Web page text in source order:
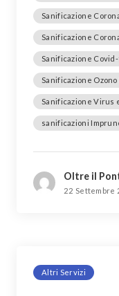
Sanificazione
Sanificazione
Sanificazione
Sanificazione
Sanificazione Virus
sanificazioni
Oltre il
22 Settembre
Altri Servizi